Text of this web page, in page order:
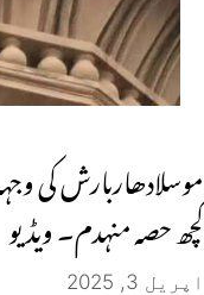
موسلادھاربارش کی
کچھ حصہ منہدم۔ ویڈیو
اپریل 3, 2025